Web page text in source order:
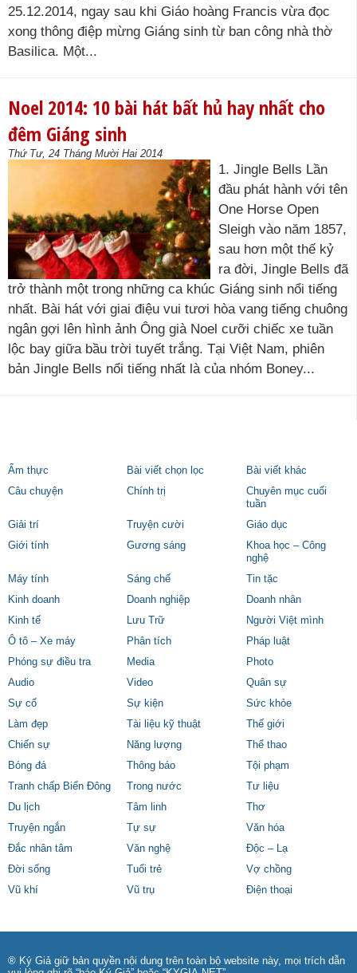
25.12.2014, ngay sau khi Giáo hoàng Francis vừa đọc
xong thông điệp mừng Giáng sinh từ ban công nhà thờ
Basilica. Một...
Noel 2014: 10 bài hát bất hủ hay nhất cho
đêm Giáng sinh
Thứ Tư, 24 Tháng Mười Hai 2014
1. Jingle Bells Lần
đầu phát hành với tên
One Horse Open
Sleigh vào năm 1857,
sau hơn một thế kỷ
ra đời, Jingle Bells đã
trở thành một trong những ca khúc Giáng sinh nổi tiếng
nhất. Bài hát với giai điệu vui tươi hòa vang tiếng chuông
ngân gợi lên hình ảnh Ông già Noel cưỡi chiếc xe tuần
lộc bay giữa bầu trời tuyết trắng. Tại Việt Nam, phiên
bản Jingle Bells nổi tiếng nhất là của nhóm Boney...
Ẩm thực Bài viết chọn lọc
Bài viết khác
Câu chuyện
Chính trị
Chuyên mục cuối
tuần
Giải trí
Truyện cười
Giáo dục
Giới tính
Gương sáng
Khoa học – Công
nghệ
Máy tính
Sáng chế
Tin tặc
Kinh doanh
Doanh nghiệp
Doanh nhân
Kinh tế
Lưu Trữ
Người Việt mình
Ô tô – Xe máy
Phân tích
Pháp luật
Phóng sự điều tra
Media
Photo
Audio
Video
Quân sự
Sự cố
Sự kiện
Sức khỏe
Làm đẹp
Tài liệu kỹ thuật
Thế giới
Chiến sự
Năng lượng
Thể thao
Bóng đá
Thông báo
Tội phạm
Tranh chấp Biển Đông
Trong nước
Tư liệu
Du lịch
Tâm linh
Thơ
Truyện ngắn
Tự sự
Văn hóa
Đắc nhân tâm
Văn nghệ
Độc – Lạ
Đời sống
Tuổi trẻ
Vợ chồng
Vũ khí
Vũ trụ Điện thoại
® Ký Giả giữ bản quyền nội dung trên toàn bộ website này, mọi trích dẫn